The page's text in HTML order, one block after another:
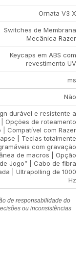
Ornata V3 X
Switches de Membrana
Mecânica Razer
Keycaps em ABS com
revestimento UV
ms
Não
durável e resistente a
Opções de roteamento
| Compatível com Razer
| Teclas totalmente
com gravação
de macros | Opção
Jogo” | Cabo de fibra
| Ultrapolling de 1000
Hz
de responsabilidade do
ou inconsistências